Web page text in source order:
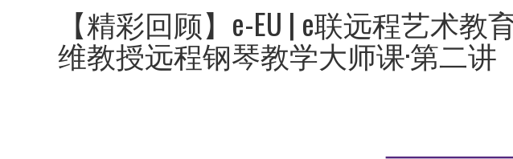
【精彩回顾】e-EU | e联远程艺术
维教授远程钢琴教学大师课·第二讲